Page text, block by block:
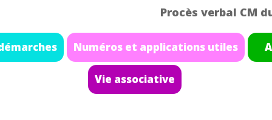
Procès verbal CM
Numéros et applications utiles
Vie associative